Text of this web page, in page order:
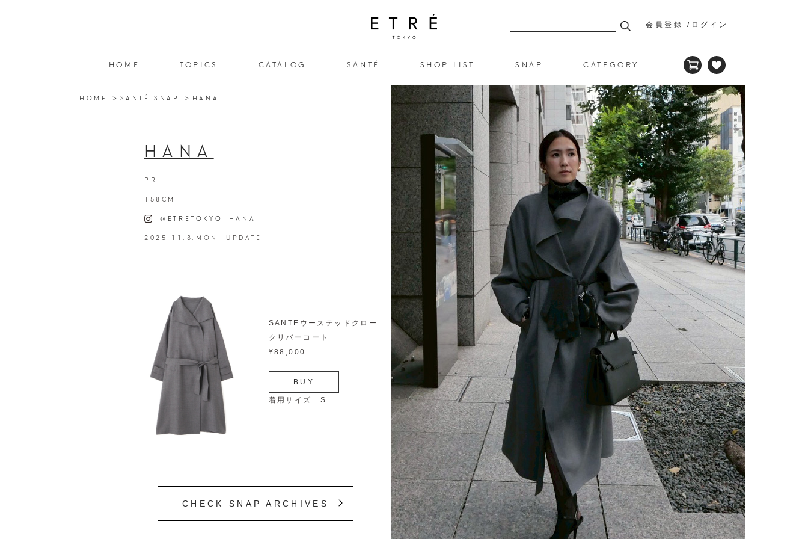
会員登録 ログイン
HOME TOPICS CATALOG SANTÉ SHOP LIST SNAP CATEGORY
HOME SANTÉ SNAP HANA
HANA
PR
158CM
@ETRETOKYO_HANA
2025.11.3.MON. UPDATE
SANTEウーステッドクロー
クリバーコート
¥88,000
BUY
着用サイズ S
CHECK SNAP ARCHIVES